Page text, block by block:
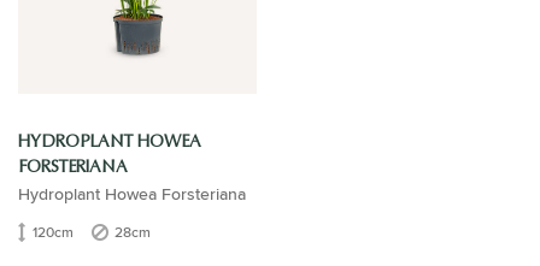
HYDROPLANT HOWEA
FORSTERIANA
Hydroplant Howea Forsteriana
120cm 28cm